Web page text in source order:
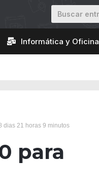
Informática y Oficina
dias 21 horas 9 minutos
para